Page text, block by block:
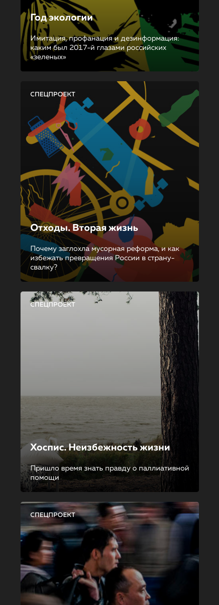
Год экологии
Имитация, профанация и дезинформация:
каким был 2017-й глазами российских
«зеленых»
СПЕЦПРОЕКТ
Отходы. Вторая жизнь
Почему заглохла мусорная реформа, и как
избежать превращения России в страну-
свалку?
СПЕЦПРОЕКТ
Хоспис. Неизбежность жизни
Пришло время знать правду о паллиативной
помощи
СПЕЦПРОЕКТ